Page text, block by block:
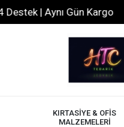
| Aynı Gün Kargo
KIRTASİYE & OFİS
MALZEMELERİ